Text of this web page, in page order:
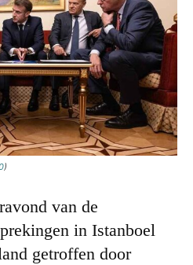
)
van de
in Istanboel
getroffen door